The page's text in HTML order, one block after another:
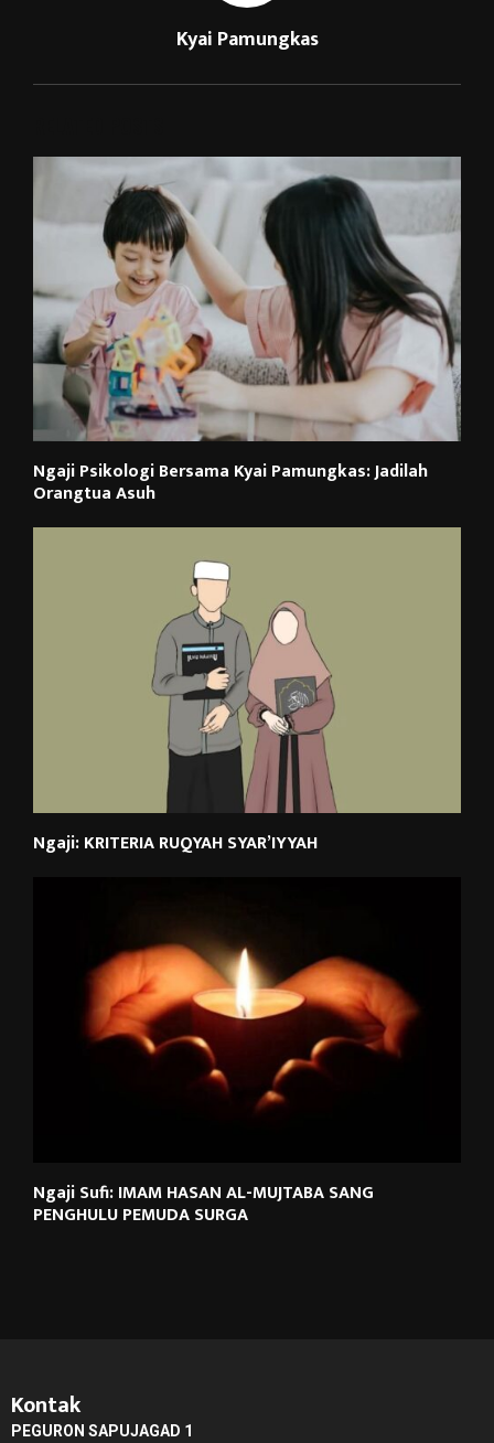
Kyai Pamungkas
Ngaji Psikologi Bersama Kyai Pamungkas: Jadilah
Orangtua Asuh
Ngaji: KRITERIA RUQYAH SYAR’IYYAH
Ngaji Sufi: IMAM HASAN AL-MUJTABA SANG
PENGHULU PEMUDA SURGA
Kontak
PEGURON SAPUJAGAD 1